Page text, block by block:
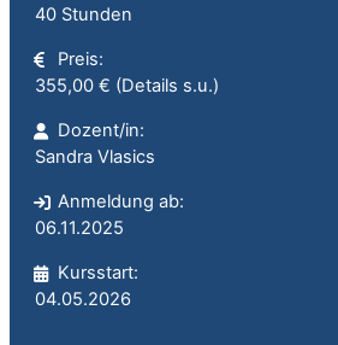
40 Stunden
Preis:
355,00 € (Details s.u.)
Dozent/in:
Sandra Vlasics
Anmeldung ab:
06.11.2025
Kursstart:
04.05.2026